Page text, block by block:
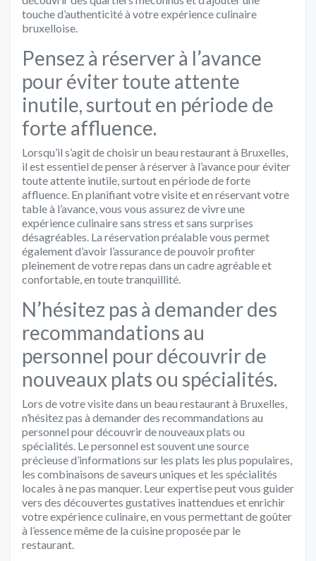
touche d’authenticité à votre expérience culinaire
bruxelloise.
Pensez à réserver à l’avance
pour éviter toute attente
inutile, surtout en période de
forte affluence.
Lorsqu’il s’agit de choisir un beau restaurant à Bruxelles,
il est essentiel de penser à réserver à l’avance pour éviter
toute attente inutile, surtout en période de forte
affluence. En planifiant votre visite et en réservant votre
table à l’avance, vous vous assurez de vivre une
expérience culinaire sans stress et sans surprises
désagréables. La réservation préalable vous permet
également d’avoir l’assurance de pouvoir profiter
pleinement de votre repas dans un cadre agréable et
confortable, en toute tranquillité.
N’hésitez pas à demander des
recommandations au
personnel pour découvrir de
nouveaux plats ou spécialités.
Lors de votre visite dans un beau restaurant à Bruxelles,
n’hésitez pas à demander des recommandations au
personnel pour découvrir de nouveaux plats ou
spécialités. Le personnel est souvent une source
précieuse d’informations sur les plats les plus populaires,
les combinaisons de saveurs uniques et les spécialités
locales à ne pas manquer. Leur expertise peut vous guider
vers des découvertes gustatives inattendues et enrichir
votre expérience culinaire, en vous permettant de goûter
à l’essence même de la cuisine proposée par le
restaurant.